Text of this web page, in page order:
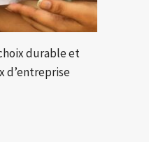
durable et
d’entreprise